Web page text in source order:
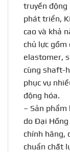
truyền động
phát triển,
cao và khả
chủ lực
elastomer,
cùng shaft-
phục vụ
động hóa.
– Sản phẩm
do Đại
chính hãng,
chuẩn chất